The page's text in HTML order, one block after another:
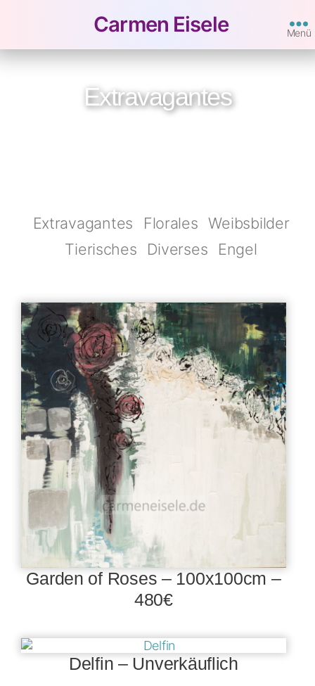
Carmen Eisele Menü
Extravagantes
Extravagantes Florales Weibsbilder
Tierisches
Diverses Engel
Garden of Roses – 100x100cm –
480€
Delfin – Unverkäuflich